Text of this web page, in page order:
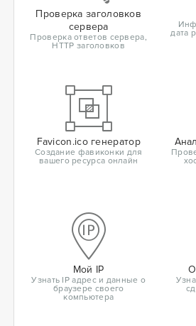
Проверка заголовков
сервера
Проверка ответов сервера,
HTTP заголовков
дата
Favicon.ico генератор
Создание фавиконки для
вашего ресурса онлайн
Мой IP
Узнать IP адрес и данные о
браузере своего
компьютера